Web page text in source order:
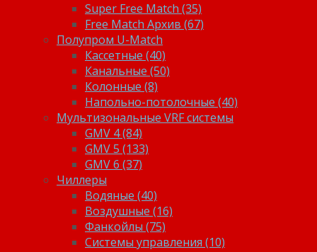
Super Free Match (35)
Free Match Архив (67)
Полупром U-Match
Кассетные (40)
Канальные (50)
Колонные (8)
Напольно-потолочные (40)
Мультизональные VRF системы
GMV 4 (84)
GMV 5 (133)
GMV 6 (37)
Чиллеры
Водяные (40)
Воздушные (16)
Фанкойлы (75)
Системы управления (10)